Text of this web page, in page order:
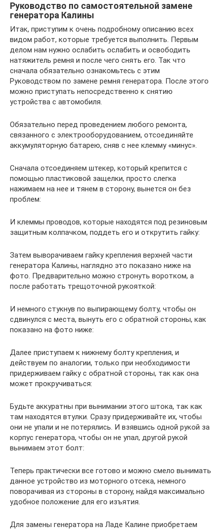
Руководство по самостоятельной замене
генератора Калины
Итак, приступим к очень подробному описанию всех
видом работ, которые требуется выполнить. Первым
делом нам нужно ослабить ослабить и освободить
натяжитель ремня и после чего снять его. Так что
сначала обязательно ознакомьтесь с этим
Руководством по замене ремня генератора. После этого
можно приступать непосредственно к снятию
устройства с автомобиля.
Обязательно перед проведением любого ремонта,
связанного с электрооборудованием, отсоединяйте
аккумуляторную батарею, сняв с нее клемму «минус».
Сначала отсоединяем штекер, который крепится с
помощью пластиковой защелки, просто слегка
нажимаем на нее и тянем в сторону, вынется он без
проблем:
И клеммы проводов, которые находятся под резиновым
защитным колпачком, поддеть его и открутить гайку:
Затем выворачиваем гайку крепления верхней части
генератора Калины, наглядно это показано ниже на
фото. Предварительно можно стронуть воротком, а
после работать трещоточной рукояткой:
И немного стукнув по выпирающему болту, чтобы он
сдвинулся с места, вынуть его с обратной стороны, как
показано на фото ниже:
Далее приступаем к нижнему болту крепления, и
действуем по аналогии, только при необходимости
придерживаем гайку с обратной стороны, так как она
может прокручиваться:
Будьте аккуратны при вынимании этого штока, так как
там находятся втулки. Сразу придерживайте их, чтобы
они не упали и не потерялись. И взявшись одной рукой за
корпус генератора, чтобы он не упал, другой рукой
вынимаем этот болт:
Теперь практически все готово и можно смело вынимать
данное устройство из моторного отсека, немного
поворачивая из стороны в сторону, найдя максимально
удобное положение для его изъятия.
Для замены генератора на Ладе Калине приобретаем